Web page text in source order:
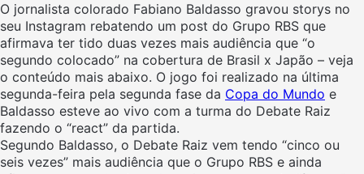
O jornalista colorado Fabiano Baldasso gravou storys no
seu Instagram rebatendo um post do Grupo RBS que
afirmava ter tido duas vezes mais audiência que “o
segundo colocado” na cobertura de Brasil x Japão – veja
o conteúdo mais abaixo. O jogo foi realizado na última
segunda-feira pela segunda fase da Copa do Mundo e
Baldasso esteve ao vivo com a turma do Debate Raiz
fazendo o “react” da partida.
Segundo Baldasso, o Debate Raiz vem tendo “cinco ou
seis vezes” mais audiência que o Grupo RBS e ainda